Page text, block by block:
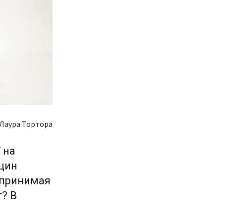
Лаура Тортора
на
В